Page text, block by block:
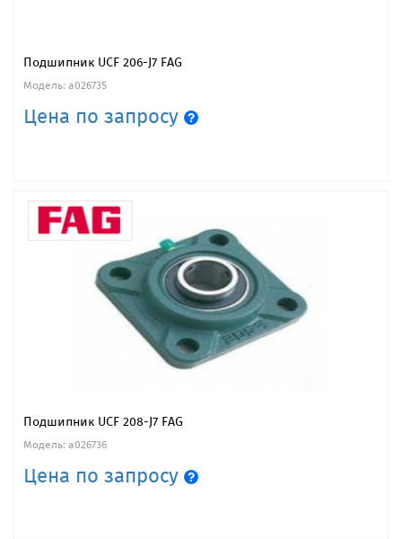
Подшипник UCF 206-J7 FAG
Модель: a026735
Цена по запросу
Подшипник UCF 208-J7 FAG
Модель: a026736
Цена по запросу